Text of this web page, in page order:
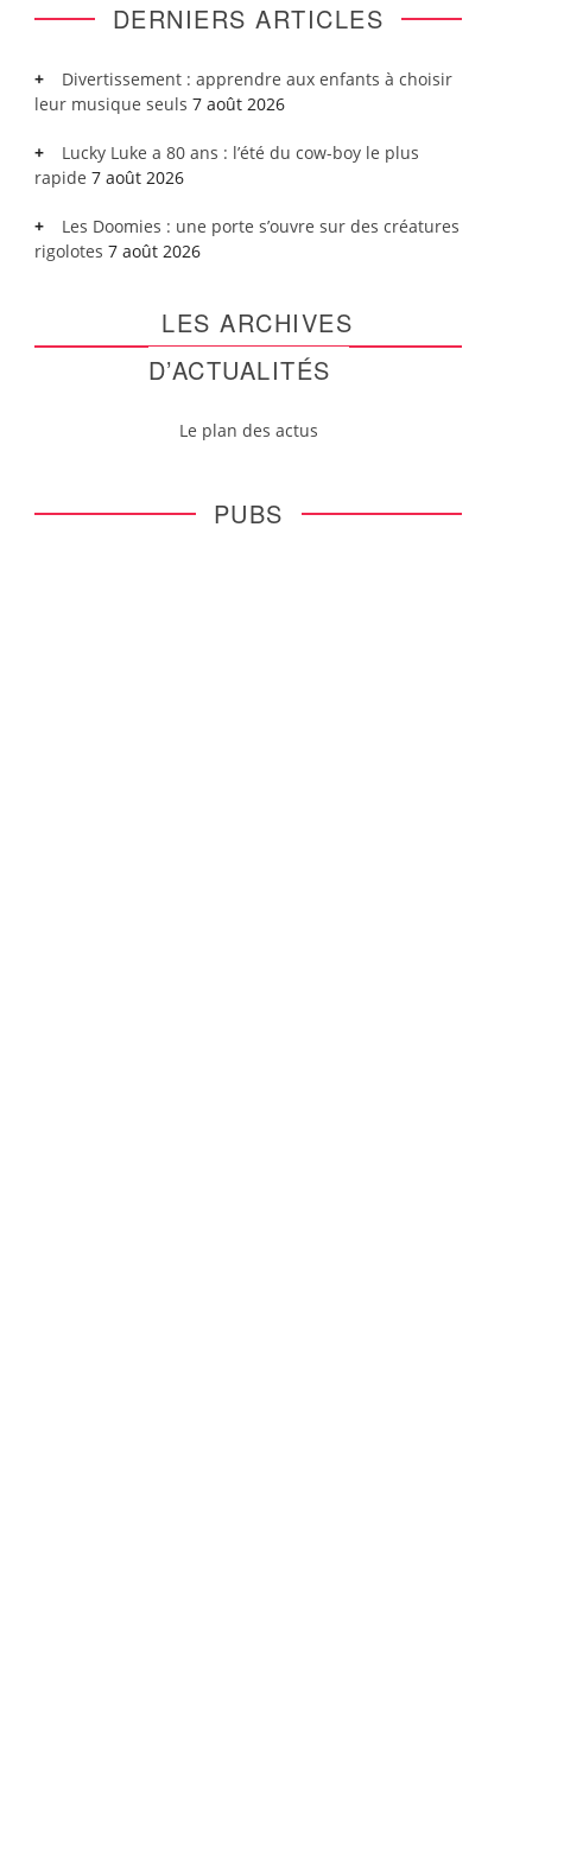
DERNIERS ARTICLES
Divertissement : apprendre aux enfants à choisir
leur musique seuls 7 août 2026
Lucky Luke a 80 ans : l’été du cow-boy le plus
rapide 7 août 2026
Les Doomies : une porte s’ouvre sur des créatures
rigolotes 7 août 2026
LES ARCHIVES
D’ACTUALITÉS
Le plan des actus
PUBS